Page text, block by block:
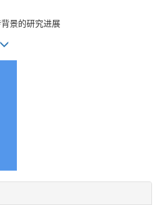
景的研究进展